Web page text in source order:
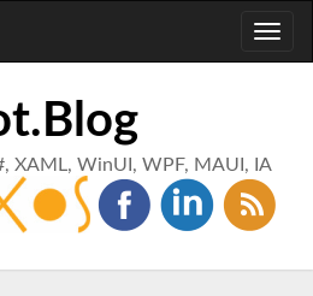
XAML, WinUI, WPF, MAUI, IA